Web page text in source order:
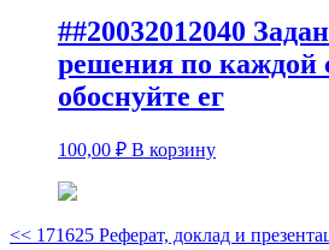
##20032012040
решения по каждой
обоснуйте ег
100,00 ₽ В корзину
<< 171625 Реферат, доклад и